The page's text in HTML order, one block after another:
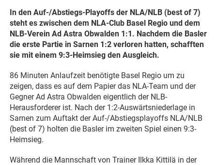
In den Auf-/Abstiegs-Playoffs der NLA/NLB (best of 7)
steht es zwischen dem NLA-Club Basel Regio und dem
NLB-Verein Ad Astra Obwalden 1:1. Nachdem die Basler
die erste Partie in Sarnen 1:2 verloren hatten, schafften
sie mit einem 9:3-Heimsieg den Ausgleich.
86 Minuten Anlaufzeit benötigte Basel Regio um zu
zeigen, dass es auf dem Papier das NLA-Team und der
Gegner Ad Astra Obwalden eigentlich der NLB-
Herausforderer ist. Nach der 1:2-Auswärtsniederlage in
Sarnen zum Auftakt der Auf-/Abstiegsplayoffs NLA/NLB
(best of 7) holten die Basler im zweiten Spiel einen 9:3-
Heimsieg.
Während die Mannschaft von Trainer Ilkka Kittilä in der